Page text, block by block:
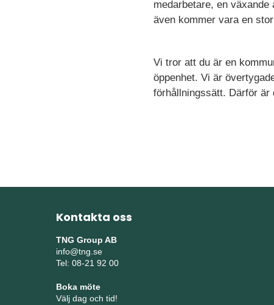
medarbetare, en
även kommer vara en
Vi tror att du är en
öppenhet. Vi är
förhållningssätt. Därför
Kontakta oss
TNG Group AB
info@tng.se
Tel: 08-21 92 00
Boka möte
Välj dag och tid!